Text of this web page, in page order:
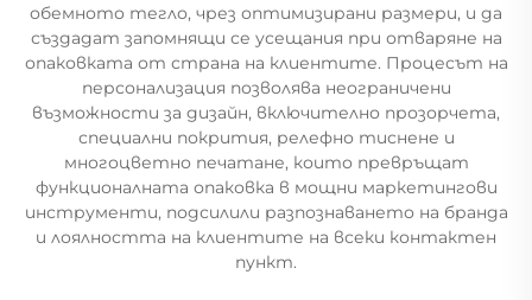
обемното тегло, чрез оптимизирани размери, и да
създадат запомнящи се усещания при отваряне на
опаковката от страна на клиентите. Процесът на
персонализация позволява неограничени
възможности за дизайн, включително прозорчета,
специални покрития, релефно тиснене и
многоцветно печатане, които превръщат
функционалната опаковка в мощни маркетингови
инструменти, подсилили разпознаването на бранда
и лоялността на клиентите на всеки контактен
пункт.